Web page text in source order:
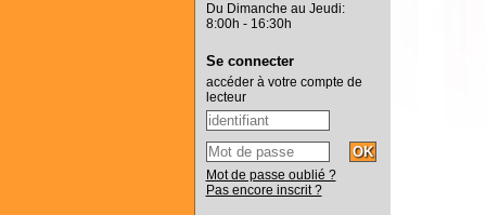
Du Dimanche au Jeudi:
8:00h - 16:30h
Se connecter
accéder à votre compte de
lecteur
Mot de passe oublié ?
Pas encore inscrit ?